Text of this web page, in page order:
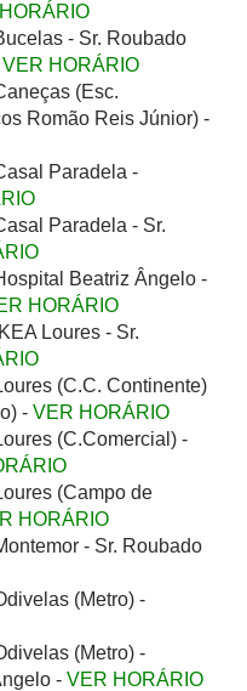
- Sr. Roubado
VER HORÁRIO
(Esc.
Romão Reis Júnior) -
Paradela -
Paradela - Sr.
Beatriz Ângelo -
HORÁRIO
Loures - Sr.
(C.C. Continente)
- VER HORÁRIO
(C.Comercial) -
(Campo de
HORÁRIO
- Sr. Roubado
(Metro) -
(Metro) -
- VER HORÁRIO